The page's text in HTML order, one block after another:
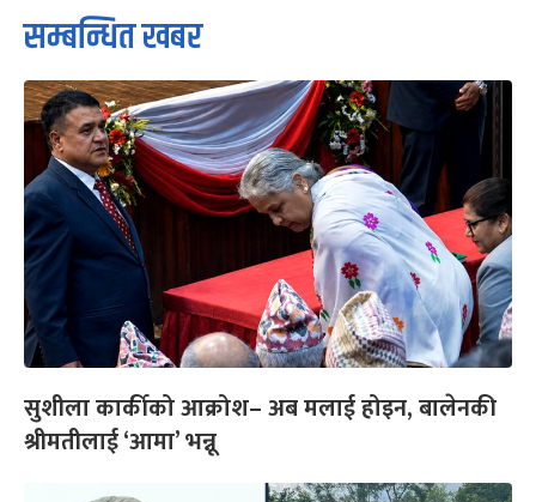
सम्बन्धित खबर
सुशीला कार्कीको आक्रोश– अब मलाई होइन, बालेनकी
श्रीमतीलाई ‘आमा’ भन्नू